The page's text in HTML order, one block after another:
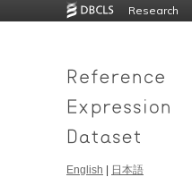
Research
English 日本語